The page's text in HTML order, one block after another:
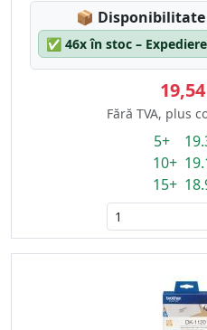
📦 Lagerstatus:
✅ 46x în stoc –
Fără TVA, plus
5+
10+
15+